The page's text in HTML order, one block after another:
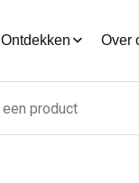
Ontdekken Over